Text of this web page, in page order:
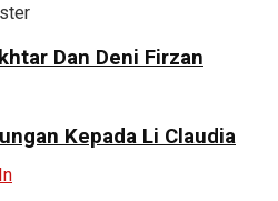
Dan Deni Firzan
Kepada Li Claudia